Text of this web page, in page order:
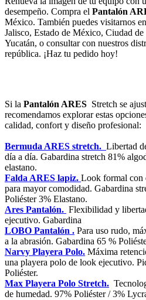
desempeño. Compra el Pantalón
México. También puedes visitarnos
Jalisco, Estado de México, Ciudad
Yucatán, o consultar con nuestros
república. ¡Haz tu pedido hoy!
Si la Pantalón ARES Stretch se
recomendamos explorar estas
calidad, confort y diseño profesional:
Bermuda ARES stretch. Libertad
día a día. Gabardina stretch 81%
elastano.
Falda ARES lapiz. Look formal con
para mayor comodidad. Gabardina
Poliéster 3% Elastano.
Ares Pantalón. Flexibilidad y
ejecutivo. Gabardina
LOBO Pantalón . Para uso rudo,
a la abrasión. Gabardina 65 %
Narvy Playera Polo. Máxima
una playera polo de look ejecutivo.
Poliéster.
Max Playera Polo Stretch.
de humedad. 97% Poliéster / 3%